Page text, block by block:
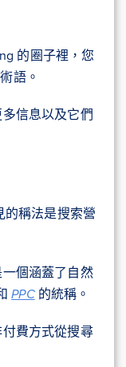
的圈子裡，您
語。
信息以及它們
的稱法是搜索營
個涵蓋了自然
PPC的統稱。
費方式從搜尋